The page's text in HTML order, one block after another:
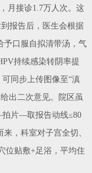
月接诊1.7万人次。这
报告后，医生会根据
予口服自拟清带汤，气
持续感染转阴率提
同步上传图像至“滇
出二次意见。院区虽
拍片—取报告动线≤80
，科室对子宫全切、
位贴敷+足浴，平均住